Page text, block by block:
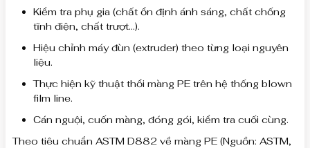
Kiểm tra phụ gia (chất ổn định ánh sáng, chất chống
tĩnh điện, chất trượt…).
Hiệu chỉnh máy đùn (extruder) theo từng loại nguyên
liệu.
Thực hiện kỹ thuật thổi màng PE trên hệ thống blown
film line.
Cán nguội, cuốn màng, đóng gói, kiểm tra cuối cùng.
Theo tiêu chuẩn ASTM D882 về màng PE (Nguồn: ASTM,